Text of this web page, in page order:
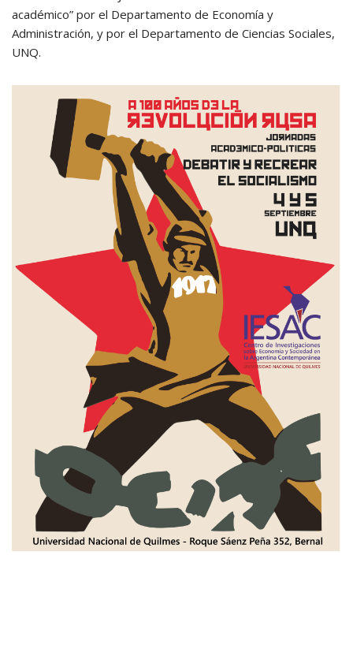
académico” por el Departamento de Economía y
Administración, y por el Departamento de Ciencias Sociales,
UNQ.